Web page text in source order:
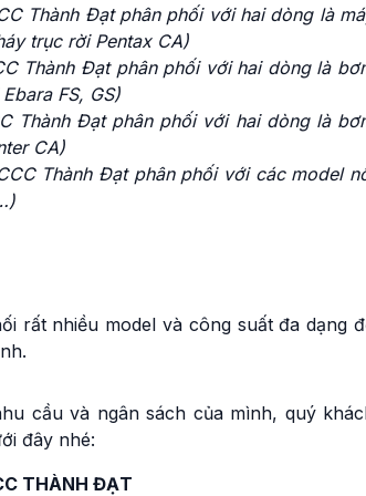
Thành Đạt phân phối với hai dòng là
trục rời Pentax CA)
Thành Đạt phân phối với hai dòng là
FS, GS)
Thành Đạt phân phối với hai dòng là
CA)
Thành Đạt phân phối với các model
rất nhiều model và công suất đa dạng
cầu và ngân sách của mình, quý
đây nhé:
THÀNH ĐẠT